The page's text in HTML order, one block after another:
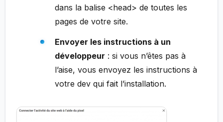
dans la balise <head> de toutes les
pages de votre site.
Envoyer les instructions à un
développeur : si vous n’êtes pas à
l’aise, vous envoyez les instructions à
votre dev qui fait l’installation.